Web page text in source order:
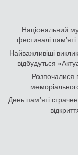
Національний
фестивалі
Найважливіші
відбудуться
Розпочалися
День памʼяті